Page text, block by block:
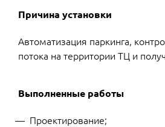
Причина установки
Автоматизация паркинга,
потока на территории ТЦ и
Выполненные работы
Проектирование;